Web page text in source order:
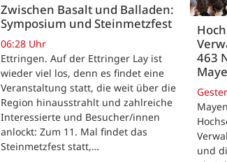
Zwischen Basalt und Balladen:
Symposium und Steinmetzfest
06:28 Uhr
Ettringen. Auf der Ettringer Lay ist
wieder viel los, denn es findet eine
Veranstaltung statt, die weit über die
Region hinausstrahlt und zahlreiche
Interessierte und Besucher/innen
anlockt: Zum 11. Mal findet das
Steinmetzfest statt,…
463
und